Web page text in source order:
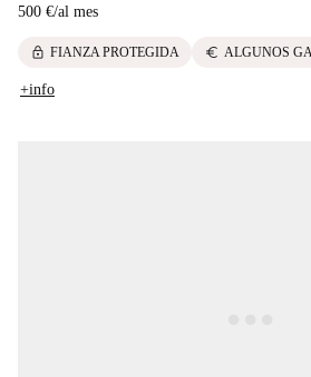
500 €/al mes
lock FIANZA PROTEGIDA euro ALGUNOS
+info